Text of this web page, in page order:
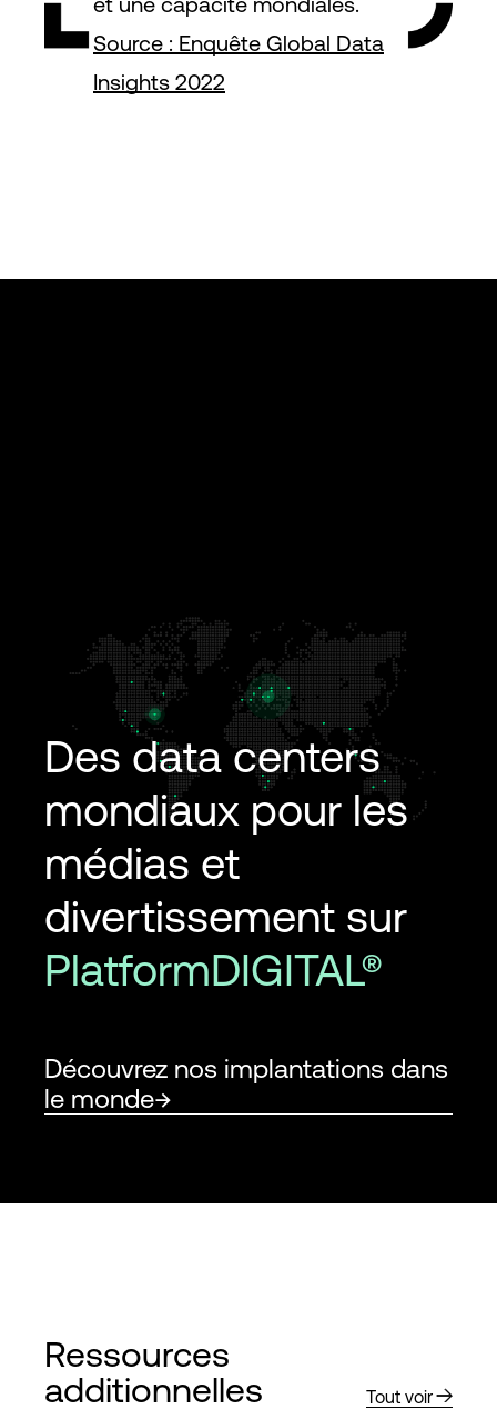
Source : Enquête Global Data
Insights 2022
Des data centers
mondiaux pour les
médias et
divertissement sur
PlatformDIGITAL®
Découvrez nos implantations dans
le monde
Ressources
additionnelles
Tout voir